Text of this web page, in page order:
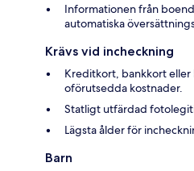
Informationen från
automatiska
Krävs vid incheckning
Kreditkort, bankkort
oförutsedda kostnader.
Statligt utfärdad
Lägsta ålder för
Barn